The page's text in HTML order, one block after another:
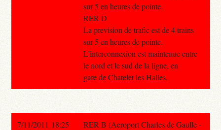
sur 5 en heures de pointe.
RER D
La prevision de trafic est de 4 trains
sur 5 en heures de pointe.
L'interconnexion est maintenue entre
le nord et le sud de la ligne, en
gare de Chatelet les Halles.
7/11/2011 18:25
RER B (Aeroport Charles de Gaulle -